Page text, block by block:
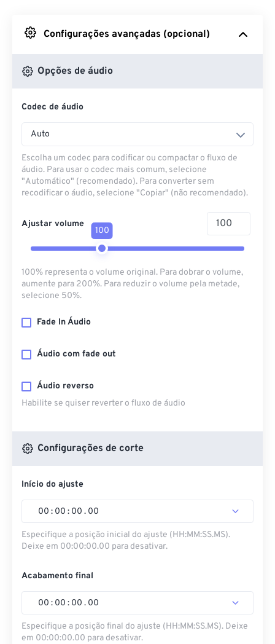
Do Google Drive
Do OneDrive
Configurações avançadas (opcional)
Opções de áudio
Codec de áudio
Auto
Escolha um codec para codificar ou compactar o fluxo de
áudio. Para usar o codec mais comum, selecione
"Automático" (recomendado). Para converter sem
recodificar o áudio, selecione "Copiar" (não recomendado).
Ajustar volume
100
100% representa o volume original. Para dobrar o volume,
aumente para 200%. Para reduzir o volume pela metade,
selecione 50%.
Fade In Áudio
Áudio com fade out
Áudio reverso
Habilite se quiser reverter o fluxo de áudio
Configurações de corte
Início do ajuste
00 : 00 : 00 . 00
Especifique a posição inicial do ajuste (HH:MM:SS.MS).
Deixe em 00:00:00.00 para desativar.
Acabamento final
00 : 00 : 00 . 00
Especifique a posição final do ajuste (HH:MM:SS.MS). Deixe
em 00:00:00.00 para desativar.